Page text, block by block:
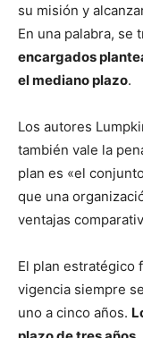
su misión y
En una palabra, se
encargados
el mediano plazo.
Los autores
también vale la
plan es «el
que una
ventajas
El plan estratégico
vigencia siempre
uno a cinco años.